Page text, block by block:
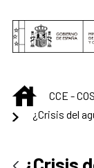
INICIO
CCE -
¿Crisis del